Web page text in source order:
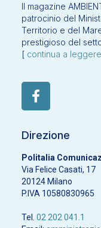
Il magazine
patrocinio del
Territorio e del
prestigioso del
[ continua a leggere
Direzione
Politalia
Via Felice Casati, 17
20124 Milano
P.IVA 10580830965
Tel. 02 202 041.1